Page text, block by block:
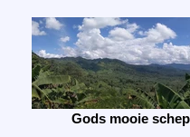
Gods mooie